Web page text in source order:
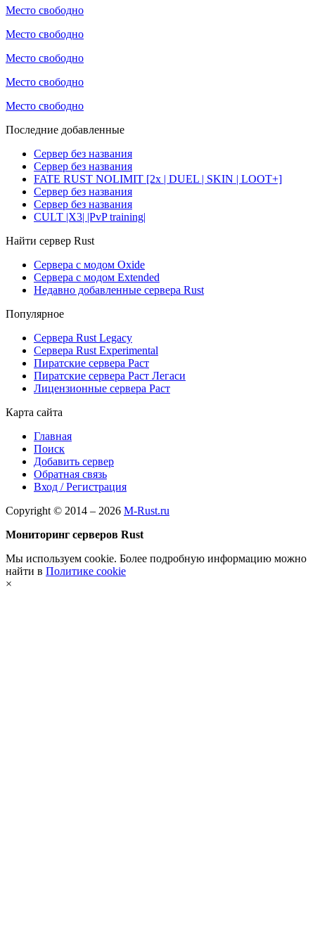
Место свободно
Место свободно
Место свободно
Место свободно
Место свободно
Последние добавленные
Сервер без названия
Сервер без названия
FATE RUST NOLIMIT [2x | DUEL | SKIN | LOOT+]
Сервер без названия
Сервер без названия
CULT |X3| |PvP training|
Найти сервер Rust
Сервера с модом Oxide
Сервера с модом Extended
Недавно добавленные сервера Rust
Популярное
Сервера Rust Legacy
Сервера Rust Experimental
Пиратские сервера Раст
Пиратские сервера Раст Легаси
Лицензионные сервера Раст
Карта сайта
Главная
Поиск
Добавить сервер
Обратная связь
Вход / Регистрация
Copyright © 2014 – 2026 M-Rust.ru
Мониторинг серверов Rust
Мы используем cookie. Более подробную информацию можно
найти в Политике cookie
×